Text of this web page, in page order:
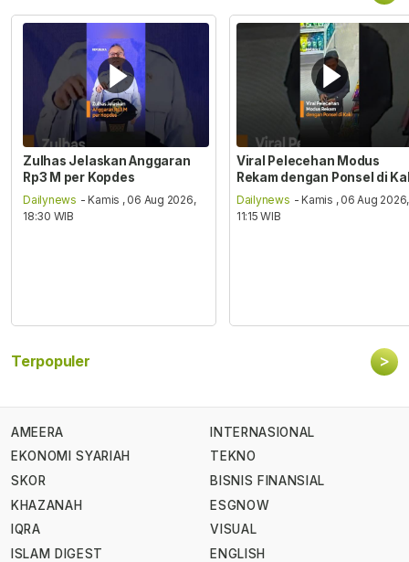
Zulhas Jelaskan Anggaran
Rp3 M per Kopdes
Dailynews - Kamis , 06 Aug 2026,
18:30 WIB
Viral Pelecehan Modus
Rekam dengan Ponsel di
Dailynews - Kamis , 06 Aug 2026,
11:15 WIB
Terpopuler >
AMEERA
EKONOMI SYARIAH
SKOR
KHAZANAH
IQRA
ISLAM DIGEST
INTERNASIONAL
TEKNO
BISNIS FINANSIAL
ESGNOW
VISUAL
ENGLISH